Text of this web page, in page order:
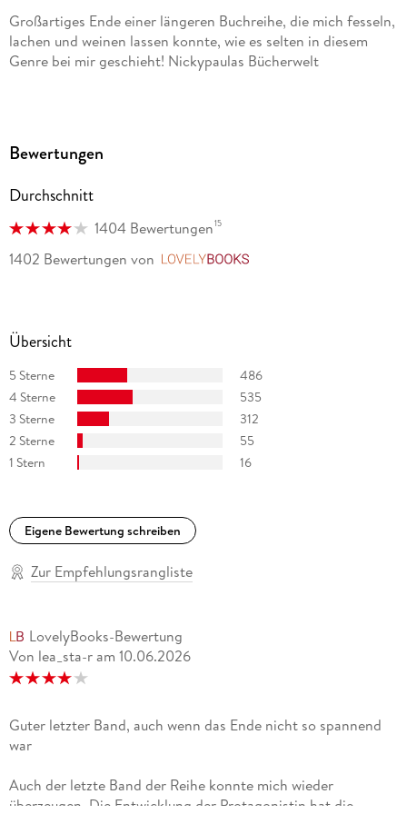
Großartiges Ende einer längeren Buchreihe, die mich fesseln,
lachen und weinen lassen konnte, wie es selten in diesem
Genre bei mir geschieht! Nickypaulas Bücherwelt
letzten Seite das, was ich mir an einem Buch wünsche [ ]
Die Autorin versteht sich darauf die richtige Mischung aus
Dramatik und Abenteuer miteinander zu kombinieren und
durch einen einmaligen Schreibstil die Leser zu fesseln.
Cass mich dank ihres tollen Schreibstils wieder überzeugen.
Bewertungen
Durchschnitt
1404 Bewertungen15
1402 Bewertungen von
Übersicht
5 Sterne
486
4 Sterne
535
3 Sterne
312
2 Sterne
55
1 Stern
16
Eigene Bewertung schreiben
Zur Empfehlungsrangliste
LovelyBooks-Bewertung
Von lea_sta-r am 10.06.2026
Guter letzter Band, auch wenn das Ende nicht so spannend
war
Auch der letzte Band der Reihe konnte mich wieder
überzeugen. Die Entwicklung der Protagonistin hat die